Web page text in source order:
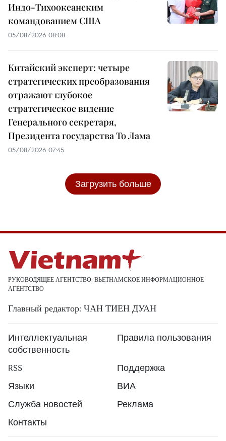
Индо-Тихоокеанским
командованием США
05/08/2026 08:08
Китайский эксперт: четыре
стратегических преобразования
отражают глубокое
стратегическое видение
Генерального секретаря,
Президента государства То Лама
05/08/2026 07:45
Загрузить больше
РУКОВОДЯЩЕЕ АГЕНТСТВО: ВЬЕТНАМСКОЕ ИНФОРМАЦИОННОЕ
АГЕНТСТВО
Главный редактор: ЧАН ТИЕН ДУАН
Интеллектуальная
собственность
Правила пользования
RSS
Поддержка
Языки
ВИА
Служба новостей
Реклама
Контакты